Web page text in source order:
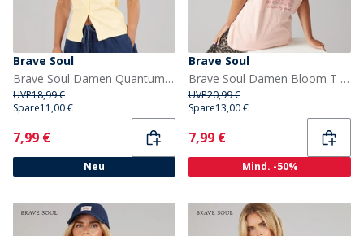
Brave Soul
Brave Soul Damen Quantum Knopf Weste Pale Lemon
UVP18,99 €
Spare11,00 €
Current
7,99 €
Neu
Brave Soul
Brave Soul Damen Bloom T Shirt Rosa/Red Body/Print
UVP20,99 €
Spare13,00 €
Current
7,99 €
Mind. -50%